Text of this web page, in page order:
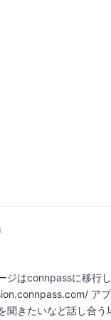
ジはconnpassに移行し
アプ
聞きたいなど話し合